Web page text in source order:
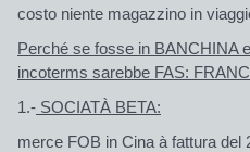
costo niente magazzino in
Perché se fosse in BANCHINA
incoterms sarebbe FAS:
1.- SOCIATÀ BETA:
merce FOB in Cina à fattura del